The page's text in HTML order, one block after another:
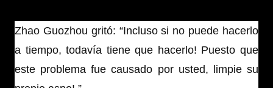
Zhao Guozhou gritó: “Incluso si no puede hacerlo
a tiempo, todavía tiene que hacerlo! Puesto que
este problema fue causado por usted, limpie su